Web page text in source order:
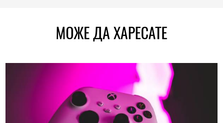
МОЖЕ ДА ХАРЕСАТЕ